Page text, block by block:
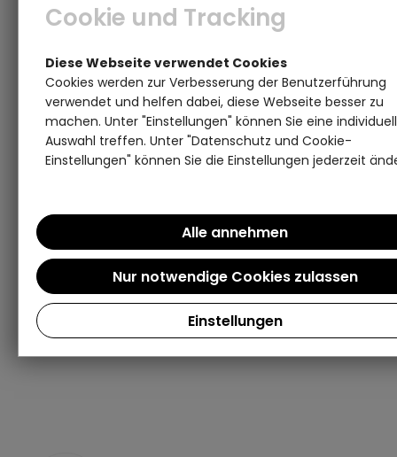
Cookie und Tracking
Diese Webseite verwendet Cookies
Cookies werden zur Verbesserung der Benutzerführung
verwendet und helfen dabei, diese Webseite besser zu
machen. Unter "Einstellungen" können Sie eine
Auswahl treffen. Unter "Datenschutz und Cookie-
Einstellungen" können Sie die Einstellungen jederzeit
Einstellungen